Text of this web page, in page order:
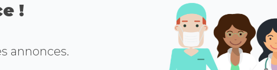
!
annonces.